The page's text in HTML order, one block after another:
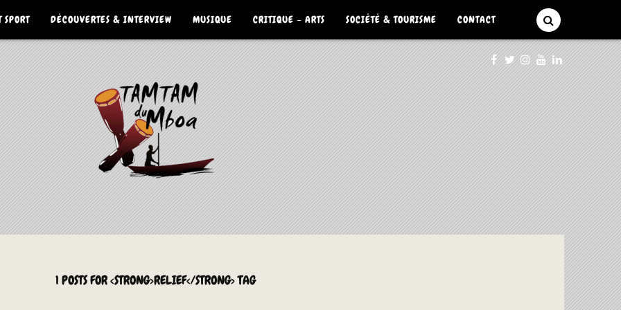
DÉCOUVERTES & INTERVIEW MUSIQUE CRITIQUE – ARTS SOCIÉTÉ & TOURISME CONTACT
1 POSTS FOR <STRONG>RELIEF</STRONG> TAG